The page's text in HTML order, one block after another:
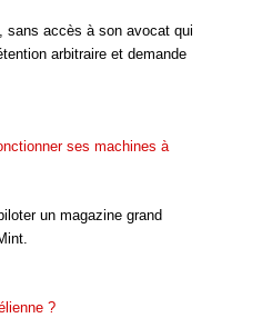
sans accès à son avocat qui
arbitraire et demande
ses machines à
un magazine grand
?